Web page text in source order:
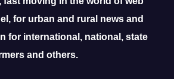
for urban and rural news and
for international, national, state
and others.